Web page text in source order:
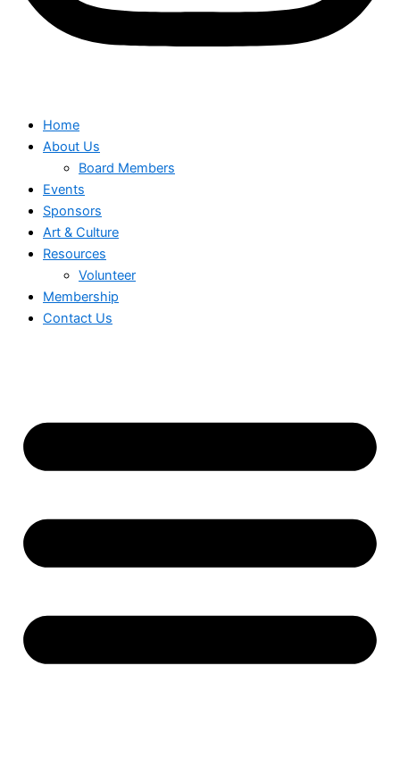
Home
About Us
Board Members
Events
Sponsors
Art & Culture
Resources
Volunteer
Membership
Contact Us